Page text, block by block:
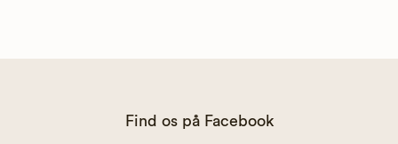
Find os på Facebook